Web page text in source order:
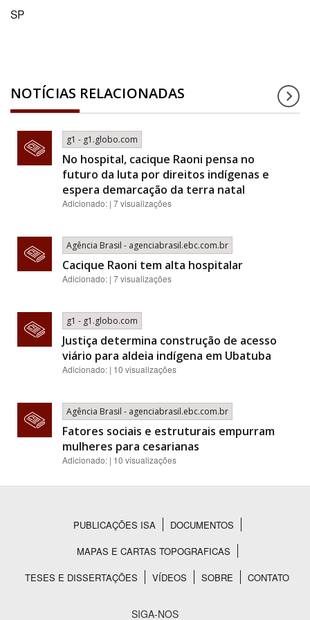
SP
NOTÍCIAS RELACIONADAS
g1 - g1.globo.com
No hospital, cacique Raoni pensa no
futuro da luta por direitos indígenas e
espera demarcação da terra natal
Adicionado: | 7 visualizações
Agência Brasil - agenciabrasil.ebc.com.br
Cacique Raoni tem alta hospitalar
Adicionado: | 7 visualizações
g1 - g1.globo.com
Justiça determina construção de acesso
viário para aldeia indígena em Ubatuba
Adicionado: | 10 visualizações
Agência Brasil - agenciabrasil.ebc.com.br
Fatores sociais e estruturais empurram
mulheres para cesarianas
Adicionado: | 10 visualizações
Rodapé
PUBLICAÇÕES ISA
DOCUMENTOS
MAPAS E CARTAS TOPOGRAFICAS
TESES E DISSERTAÇÕES
VÍDEOS SOBRE CONTATO
SIGA-NOS